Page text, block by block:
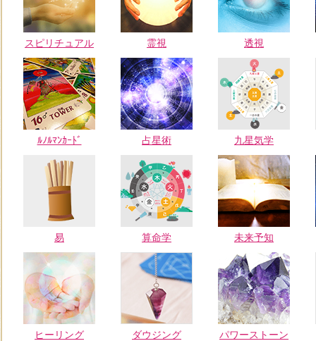
スピリチュアル 霊視 透視
ﾙﾉﾙﾏﾝｶｰﾄﾞ 占星術 九星気学
易 算命学 未来予知
ヒーリング ダウジング パワーストーン